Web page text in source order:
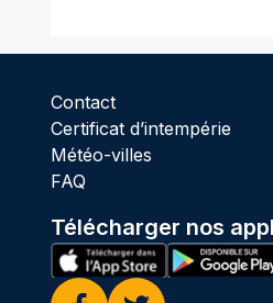
Contact
Certificat d’intempérie
Météo-villes
FAQ
Télécharger nos